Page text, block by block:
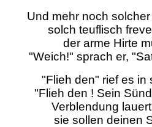
Und mehr noch
solch teuflisch
der arme Hirte
"Weich!" sprach er,
"Flieh den" rief es in
"Flieh den ! Sein
Verblendung
sie sollen deinen